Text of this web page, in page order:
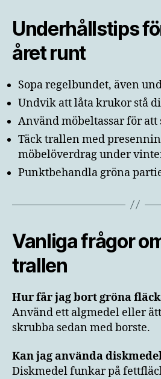
Underhållstips
året runt
Sopa regelbundet, även
Undvik att låta krukor stå
Använd möbeltassar för att
Täck trallen med
möbelöverdrag under
Punktbehandla gröna
Vanliga frågor
trallen
Hur får jag bort gröna
Använd ett algmedel eller
skrubba sedan med borste.
Kan jag använda
Diskmedel funkar på